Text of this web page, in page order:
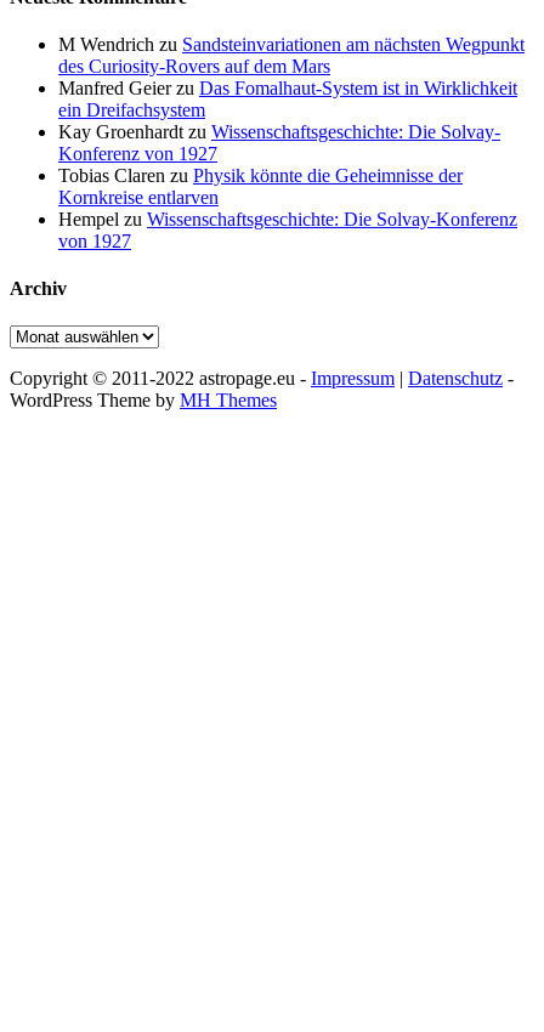
M Wendrich zu Sandsteinvariationen am nächsten Wegpunkt
des Curiosity-Rovers auf dem Mars
Manfred Geierzu Das Fomalhaut-System ist in Wirklichkeit
ein Dreifachsystem
Kay Groenhardt zu Wissenschaftsgeschichte: Die Solvay-
Konferenz von 1927
Tobias Claren zu Physik könnte die Geheimnisse der
Kornkreise entlarven
Hempel zu Wissenschaftsgeschichte: Die Solvay-Konferenz
von 1927
Archiv
Archiv
Copyright © 2011-2022 astropage.eu - Impressum | Datenschutz -
WordPress Theme by MH Themes